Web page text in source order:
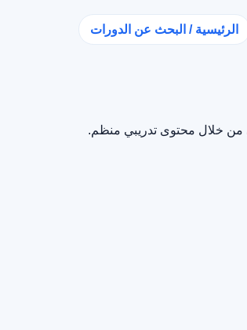
الرئيسية / البحث عن الدورات
من خلال محتوى تدريبي منظم.